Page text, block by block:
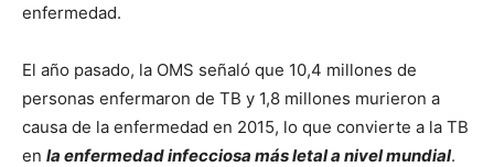
enfermedad.
El año pasado, la OMS señaló que 10,4 millones de
personas enfermaron de TB y 1,8 millones murieron a
causa de la enfermedad en 2015, lo que convierte a la TB
en la enfermedad infecciosa más letal a nivel mundial.